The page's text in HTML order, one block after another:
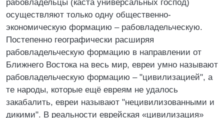
рабовладельцы (каста универсальных господ)
осуществляют только одну общественно-
экономическую формацию – рабовладельческую.
Постепенно географически расширяя
рабовладельческую формацию в направлении от
Ближнего Востока на весь мир, евреи умно называют
рабовладельческую формацию – "цивилизацией", а
те народы, которые ещё евреям не удалось
закабалить, евреи называют "нецивилизованными и
дикими". В реальности еврейская «цивилизация»